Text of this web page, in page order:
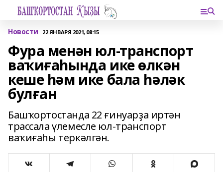
Новости 22 ЯНВАРЯ 2021, 08:15
Фура менән юл-транспорт
ваҡиғаһында ике өлкән
кеше һәм ике бала һәләк
булған
Башҡортостанда 22 ғинуарҙа иртән
трассала үлемесле юл-транспорт
ваҡиғаһы теркәлгән.